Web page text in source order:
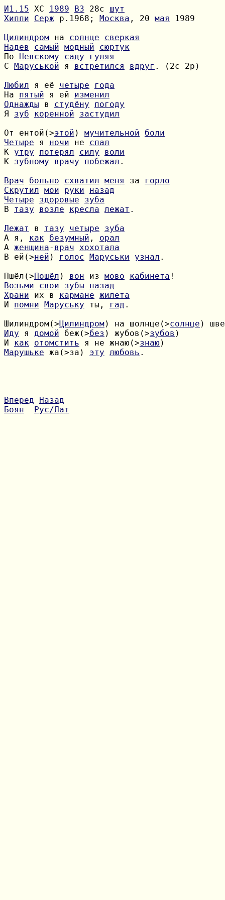
И1.15 ХС 1989 B3 28с шут
Хиппи
Серж р.1968; Москва , 20 мая
1989
Цилиндром на солнце
сверкая
Надев
самый модный
сюртук
По Невскому саду
гуляя
С Маруськой я встретился вдруг . (2с 2р)
Любил я её четыре
года
На пятый я ей изменил
Однажды в студёну
погоду
Я зуб коренной
застудил
От ентой(>этой ) мучительной
боли
Четыре я ночи не спал
К утру потерял силу
воли
К зубному врачу побежал .
Врач
больно схватил меня за
горло
Скрутил мои руки
назад
Четыре
здоровые
зуба
В тазу возле кресла лежат .
Лежат
в тазу четыре
зуба
А я, как безумный , орал
А женщина- врач хохотала
В ей(>ней ) голос Маруськи узнал .
Пшёл(>Пошёл ) вон из мово кабинета
Возьми
свои зубы
назад
Храни их в кармане жилета
И помни Маруську ты, гад .
Шилиндром(>Цилиндром) на шолнце(>солнце )
Иду я домой беж(>без ) жубов(>зубов
И как отомстить я не жнаю(>знаю
Марушьке жа(>за) эту любовь .
Вперед
Назад
Боян
Рус/Лат